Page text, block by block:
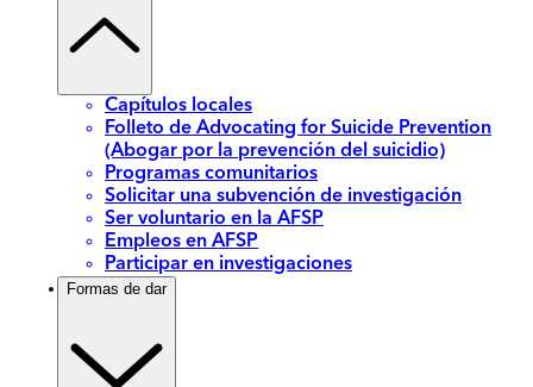
Capítulos locales
Folleto de Advocating for Suicide Prevention
(Abogar por la prevención del suicidio)
Programas comunitarios
Solicitar una subvención de investigación
Ser voluntario en la AFSP
Empleos en AFSP
Participar en investigaciones
Formas de dar